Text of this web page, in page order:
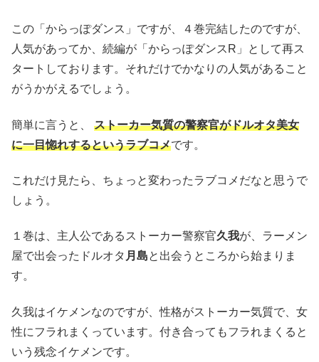
この「からっぽダンス」ですが、４巻完結したのですが、
人気があってか、続編が「からっぽダンスR」として再ス
タートしております。それだけでかなりの人気があること
がうかがえるでしょう。
簡単に言うと、 ストーカー気質の警察官がドルオタ美女
に一目惚れするというラブコメです。
これだけ見たら、ちょっと変わったラブコメだなと思うで
しょう。
１巻は、主人公であるストーカー警察官久我が、ラーメン
屋で出会ったドルオタ 月島と出会うところから始まりま
す。
久我はイケメンなのですが、性格がストーカー気質で、女
性にフラれまくっています。付き合ってもフラれまくると
いう残念イケメンです。